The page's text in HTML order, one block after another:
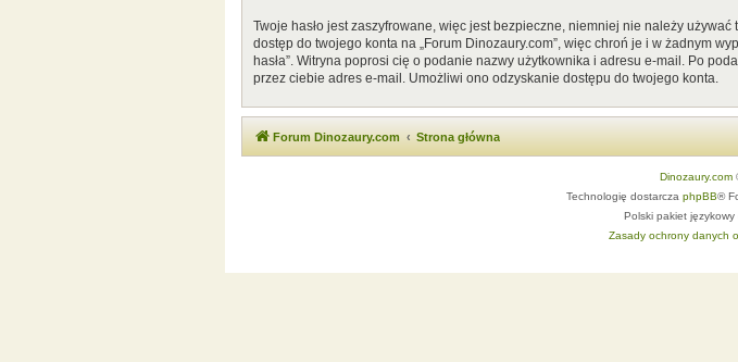
Twoje hasło jest zaszyfrowane, więc jest bezpieczne, niemniej nie należy
dostęp do twojego konta na „Forum Dinozaury.com”, więc chroń je i w żadnym
hasła”. Witryna poprosi cię o podanie nazwy użytkownika i adresu e-mail. Po
przez ciebie adres e-mail. Umożliwi ono odzyskanie dostępu do twojego konta.
Forum Dinozaury.com Strona główna
Dinozaury.com
Technologię dostarcza phpBB®
Polski pakiet językowy
Zasady ochrony danych